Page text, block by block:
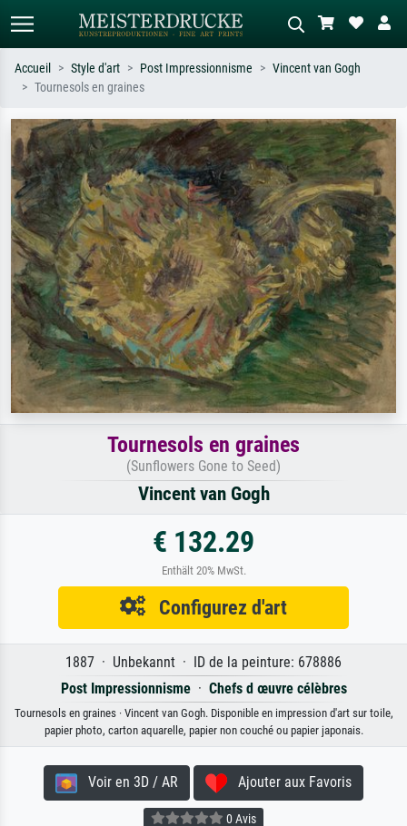
Recherchez par artiste, titre ou style –
ex. Monet, Nuit étoilée,
impressionnisme, vague de Hokusai,
nu.
Décrivez la scène – ex. prairie verte,
abstrait avec beaucoup de rouge,
tableau sombre, nu debout près d'un
arbre.
Accueil Style d'art Post Impressionnisme
Vincent van Gogh
Tournesols en graines
Tournesols en graines
(Sunflowers Gone to Seed)
Vincent van Gogh
€ 132.29
Enthält 20% MwSt.
Configurez d'art
1887 · Unbekannt · ID de la peinture: 678886
Post Impressionnisme· Chefs d œuvre célèbres
Tournesols en graines · Vincent van Gogh. Disponible en impression d'art sur toile,
papier photo, carton aquarelle, papier non couché ou papier japonais.
Voir en 3D / AR Ajouter aux Favoris
0 Avis